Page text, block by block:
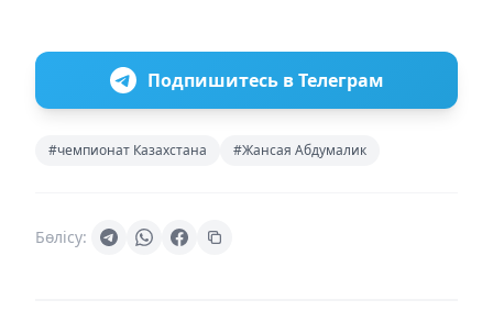
Подпишитесь в Телеграм
#чемпионат Казахстана #Жансая Абдумалик
Бөлісу: